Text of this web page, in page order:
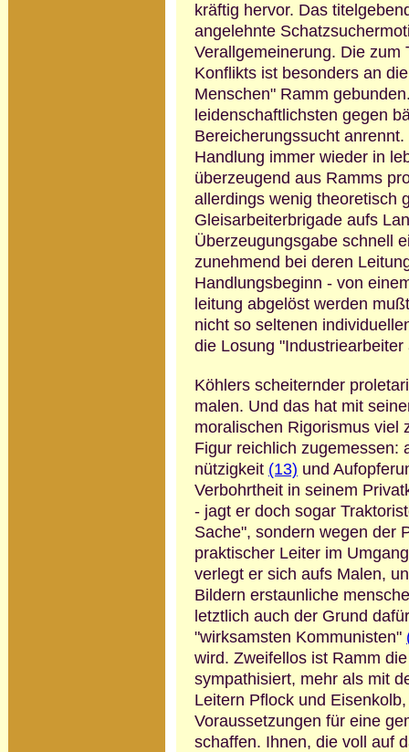
kräftig hervor. Das
angelehnte
Verallgemeinerung. Die zum
Konflikts ist besonders an
Men­schen" Ramm
leidenschaftlichsten gegen
Bereicherungs­sucht
Handlung immer wieder in
überzeugend aus Ramms
allerdings wenig theoretisch
Gleisarbeiter­brigade aufs
Überzeu­gungsgabe schnell
zunehmend bei deren
Handlungsbeginn - von
leitung abgelöst werden
nicht so seltenen
die Losung
Köhlers scheiternder
malen. Und das hat mit
moralischen Rigorismus viel
Figur reichlich
nützigkeit (13) und
Verbohrtheit in seinem
- jagt er doch sogar
Sache", sondern wegen der
praktischer Leiter im
verlegt er sich aufs Malen,
Bildern erstaunliche
letztlich auch der Grund
"wirksamsten Kommunisten"
wird. Zweifellos ist Ramm
sympathisiert, mehr als mit
Leitern Pflock und
Voraussetzungen für eine
schaffen. Ihnen, die voll auf